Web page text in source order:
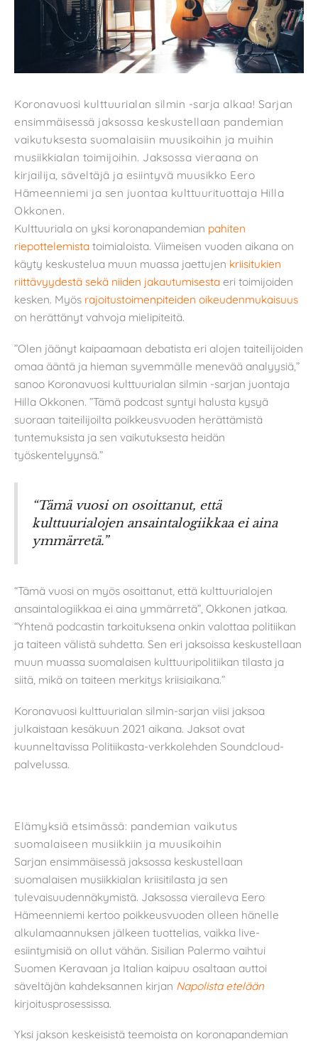
Koronavuosi kulttuurialan silmin -sarja alkaa! Sarjan
ensimmäisessä jaksossa keskustellaan pandemian
vaikutuksesta suomalaisiin muusikoihin ja muihin
musiikkialan toimijoihin. Jaksossa vieraana on
kirjailija, säveltäjä ja esiintyvä muusikko Eero
Hämeenniemi ja sen juontaa kulttuurituottaja Hilla
Okkonen.
Kulttuuriala on yksi koronapandemian pahiten
riepottelemista toimialoista. Viimeisen vuoden aikana on
käyty keskustelua muun muassa jaettujen kriisitukien
riittävyydestä sekä niiden jakautumisesta eri toimijoiden
kesken. Myös rajoitustoimenpiteiden oikeudenmukaisuus
on herättänyt vahvoja mielipiteitä.
”Olen jäänyt kaipaamaan debatista eri alojen taiteilijoiden
omaa ääntä ja hieman syvemmälle menevää analyysiä,”
sanoo Koronavuosi kulttuurialan silmin -sarjan juontaja
Hilla Okkonen. ”Tämä podcast syntyi halusta kysyä
suoraan taiteilijoilta poikkeusvuoden herättämistä
tuntemuksista ja sen vaikutuksesta heidän
työskentelyynsä.”
“Tämä vuosi on osoittanut, että
kulttuurialojen ansaintalogiikkaa ei aina
ymmärretä.”
“Tämä vuosi on myös osoittanut, että kulttuurialojen
ansaintalogiikkaa ei aina ymmärretä”, Okkonen jatkaa.
“Yhtenä podcastin tarkoituksena onkin valottaa politiikan
ja taiteen välistä suhdetta. Sen eri jaksoissa keskustellaan
muun muassa suomalaisen kulttuuripolitiikan tilasta ja
siitä, mikä on taiteen merkitys kriisiaikana.”
Koronavuosi kulttuurialan silmin-sarjan viisi jaksoa
julkaistaan kesäkuun 2021 aikana. Jaksot ovat
kuunneltavissa Politiikasta-verkkolehden Soundcloud-
palvelussa.
Elämyksiä etsimässä: pandemian vaikutus
suomalaiseen musiikkiin ja muusikoihin
Sarjan ensimmäisessä jaksossa keskustellaan
suomalaisen musiikkialan kriisitilasta ja sen
tulevaisuudennäkymistä. Jaksossa vieraileva Eero
Hämeenniemi kertoo poikkeusvuoden olleen hänelle
alkulamaannuksen jälkeen tuottelias, vaikka live-
esiintymisiä on ollut vähän. Sisilian Palermo vaihtui
Suomen Keravaan ja Italian kaipuu osaltaan auttoi
säveltäjän kahdeksannen kirjan Napolista etelään
kirjoitusprosessissa.
Yksi jakson keskeisistä teemoista on koronapandemian